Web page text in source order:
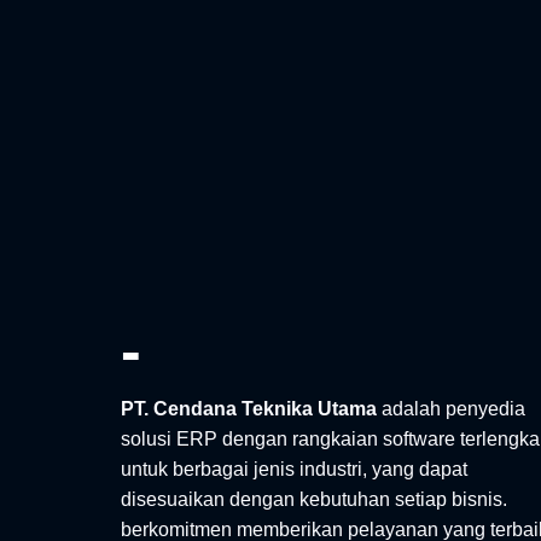
-
PT. Cendana Teknika Utama adalah penyedia
solusi ERP dengan rangkaian software
untuk berbagai jenis industri, yang dapat
disesuaikan dengan kebutuhan setiap bisnis.
berkomitmen memberikan pelayanan yang